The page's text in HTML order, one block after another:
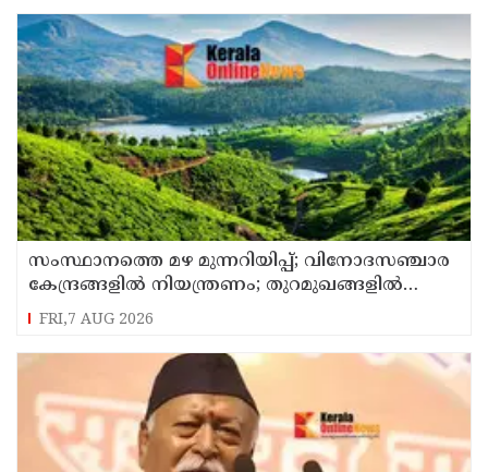
സംസ്ഥാനത്തെ മഴ മുന്നറിയിപ്പ്; വിനോദസഞ്ചാര
കേന്ദ്രങ്ങളില്‍ നിയന്ത്രണം; തുറമുഖങ്ങളില്‍
ജാഗ്രതാ നിര്‍ദേശം
FRI,7 AUG 2026